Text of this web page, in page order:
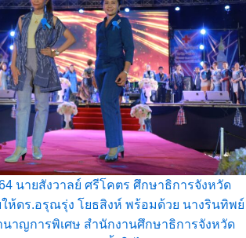
นายสังวาลย์ ศรีโคตร ศึกษาธิการจังหวัด
ห้ดร.อรุณรุ่ง โยธสิงห์ พร้อมด้วย นางรินทิพย์
นาญการพิเศษ สำนักงานศึกษาธิการจังหวัด